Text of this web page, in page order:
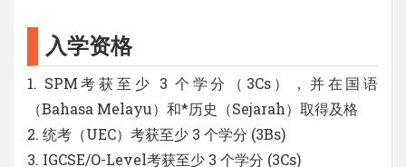
入学资格
1. SPM考获至少 3 个学分（3Cs），并在国语
（Bahasa Melayu）和*历史（Sejarah）取得及格
2. 统考（UEC）考获至少 3 个学分 (3Bs)
3. IGCSE/O-Level考获至少 3 个学分 (3Cs)